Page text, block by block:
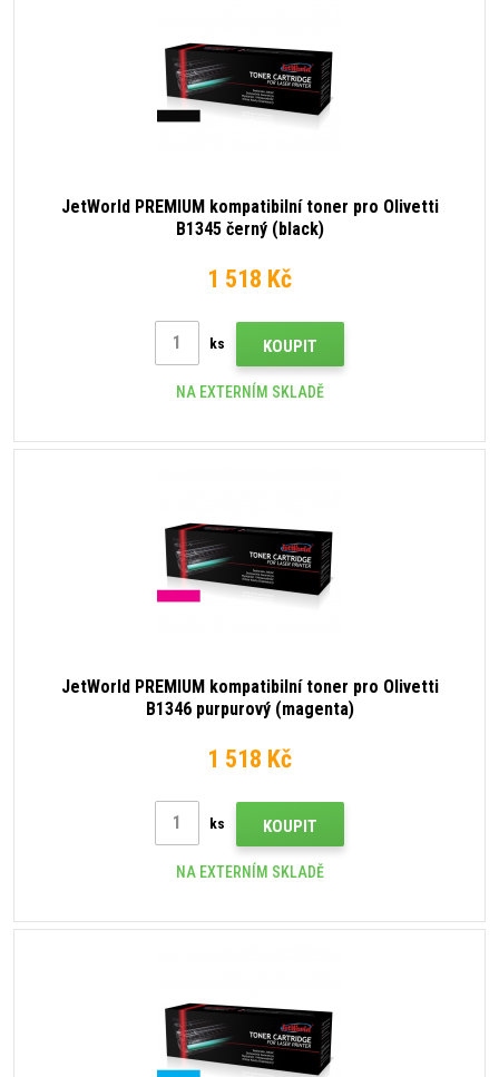
JetWorld PREMIUM kompatibilní toner pro Olivetti
B1345 černý (black)
1 518 Kč
ks KOUPIT
NA EXTERNÍM SKLADĚ
JetWorld PREMIUM kompatibilní toner pro Olivetti
B1346 purpurový (magenta)
1 518 Kč
ks KOUPIT
NA EXTERNÍM SKLADĚ